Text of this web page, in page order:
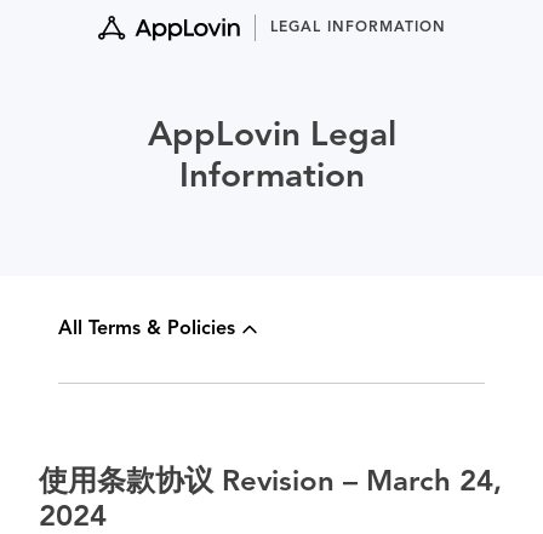
LEGAL INFORMATION
AppLovin Legal
Information
All Terms & Policies
使用条款协议 Revision – March 24,
2024